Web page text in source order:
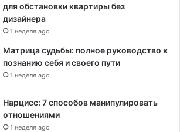
для обстановки квартиры без
дизайнера
1 неделя ago
Матрица судьбы: полное руководство к
познанию себя и своего пути
1 неделя ago
Нарцисс: 7 способов манипулировать
отношениями
1 неделя ago